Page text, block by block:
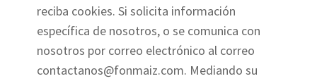
reciba cookies. Si solicita información
específica de nosotros, o se comunica con
nosotros por correo electrónico al correo
contactanos@fonmaiz.com. Mediando su